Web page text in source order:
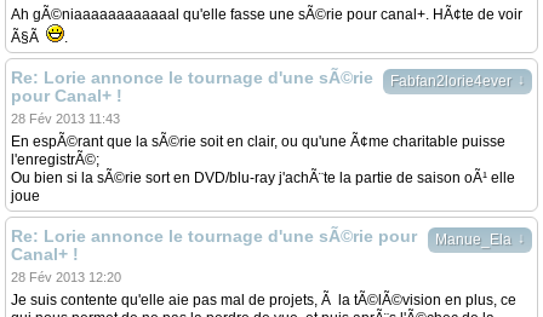
Ah gÃ©niaaaaaaaaaaaal qu'elle fasse une sÃ©rie pour canal+. HÃ¢te de voir
Ã§Ã
.
Fabfan2lorie4ever ↓
Re: Lorie annonce le tournage d'une sÃ©rie
pour Canal+ !
28 Fév 2013 11:43
En espÃ©rant que la sÃ©rie soit en clair, ou qu'une Ã¢me charitable puisse
l'enregistrÃ©;
Ou bien si la sÃ©rie sort en DVD/blu-ray j'achÃ¨te la partie de saison oÃ¹ elle
joue
Manue_Ela ↓
Re: Lorie annonce le tournage d'une sÃ©rie pour
Canal+ !
28 Fév 2013 12:20
Je suis contente qu'elle aie pas mal de projets, Ã la tÃ©lÃ©vision en plus, ce